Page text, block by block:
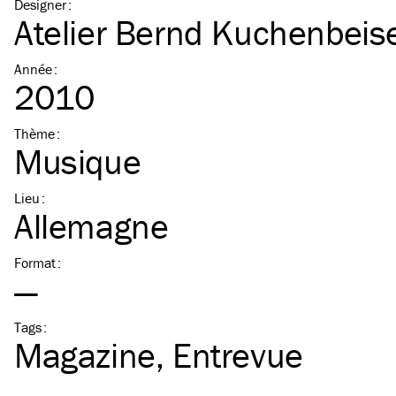
Designer:
Atelier Bernd
Année:
2010
Thème:
Musique
Lieu :
Allemagne
Format:
—
Tags:
Magazine Entrevue